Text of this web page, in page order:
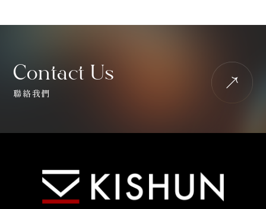
Contact Us
聯絡我們